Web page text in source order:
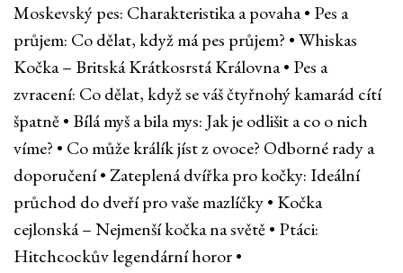
Moskevský pes: Charakteristika a povaha• Pes a
průjem: Co dělat, když má pes průjem? •Whiskas
Kočka – Britská Krátkosrstá Královna• Pes a
zvracení: Co dělat, když se váš čtyřnohý kamarád cítí
špatně• Bílá myš a bila mys: Jak je odlišit a co o nich
víme? • Co může králík jíst z ovoce? Odborné rady a
doporučení•Zateplená dvířka pro kočky: Ideální
průchod do dveří pro vaše mazlíčky• Kočka
cejlonská – Nejmenší kočka na světě• Ptáci:
Hitchcockův legendární horor•